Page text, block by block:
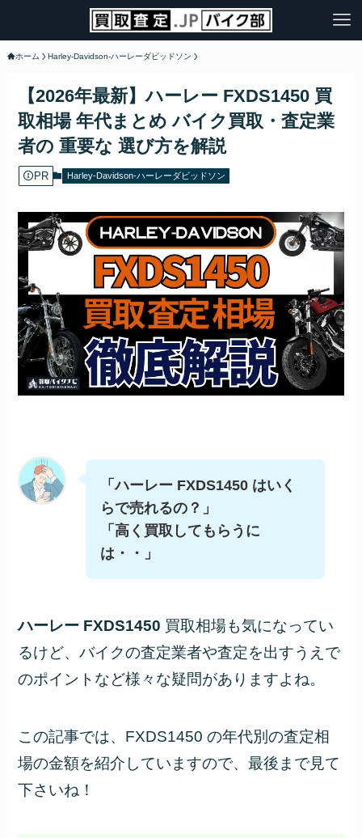
ホーム Harley-Davidson-ハーレーダビッドソン
【2026年最新】ハーレー FXDS1450 買
取相場 年代まとめ バイク買取・査定業
者の 重要な 選び方を解説
PR Harley-Davidson-ハーレーダビッドソン
「ハーレー FXDS1450 はいく
らで売れるの？」
「高く買取してもらうに
は・・」
ハーレー FXDS1450 買取相場も気になってい
るけど、バイクの査定業者や査定を出すうえで
のポイントなど様々な疑問がありますよね。
この記事では、FXDS1450 の年代別の査定相
場の金額を紹介していますので、最後まで見て
下さいね！